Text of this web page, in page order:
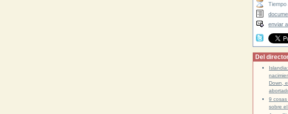
Tiempo
enviar
Del
Down,
9
sobre